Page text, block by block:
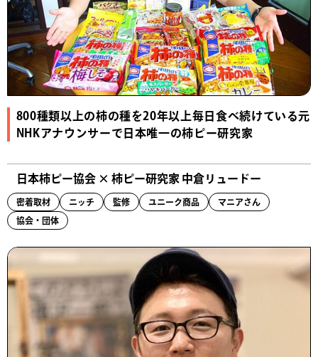
800種類以上の柿の種を20年以上毎日食べ続けている元
NHKアナウンサーで日本唯一の柿ピー研究家
日本柿ピー協会 × 柿ピー研究家 中倉リュードー
密着取材 ニッチ 監修 ユニーク商品 マニアさん
協会・団体